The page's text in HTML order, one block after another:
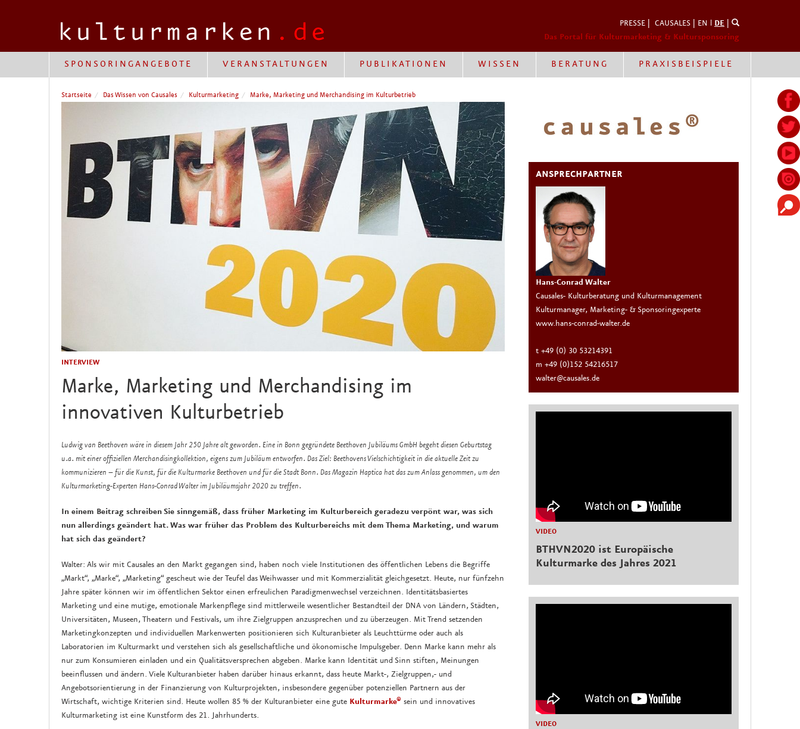
PRESSE CAUSALES EN DE
Das Portal für Kulturmarketing & Kultursponsoring
SPONSORINGANGEBOTE VERANSTALTUNGEN PUBLIKATIONEN WISSEN BERATUNG PRAXISBEISPIELE
Startseite Das Wissen von Causales Kulturmarketing Marke, Marketing und Merchandising im Kulturbetrieb
INTERVIEW
Marke, Marketing und Merchandising im
innovativen Kulturbetrieb
Ludwig van Beethoven wäre in diesem Jahr 250 Jahre alt geworden. Eine in Bonn gegründete Beethoven Jubiläums GmbH begeht diesen Geburtstag
u.a. mit einer offiziellen Merchandisingkollektion, eigens zum Jubiläum entworfen. Das Ziel: Beethovens Vielschichtigkeit in die aktuelle Zeit zu
kommunizieren – für die Kunst, für die Kulturmarke Beethoven und für die Stadt Bonn. Das Magazin Haptica hat das zum Anlass genommen, um den
Kulturmarketing-Experten Hans-Conrad Walter im Jubiläumsjahr 2020 zu treffen.
In einem Beitrag schreiben Sie sinngemäß, dass früher Marketing im Kulturbereich geradezu verpönt war, was sich
nun allerdings geändert hat. Was war früher das Problem des Kulturbereichs mit dem Thema Marketing, und warum
hat sich das geändert?
Walter: Als wir mit Causales an den Markt gegangen sind, haben noch viele Institutionen des öffentlichen Lebens die Begriffe
„Markt“, „Marke“, „Marketing“ gescheut wie der Teufel das Weihwasser und mit Kommerzialität gleichgesetzt. Heute, nur fünfzehn
Jahre später können wir im öffentlichen Sektor einen erfreulichen Paradigmenwechsel verzeichnen. Identitätsbasiertes
Marketing und eine mutige, emotionale Markenpflege sind mittlerweile wesentlicher Bestandteil der DNA von Ländern, Städten,
Universitäten, Museen, Theatern und Festivals, um ihre Zielgruppen anzusprechen und zu überzeugen. Mit Trend setzenden
Marketingkonzepten und individuellen Markenwerten positionieren sich Kulturanbieter als Leuchttürme oder auch als
Laboratorien im Kulturmarkt und verstehen sich als gesellschaftliche und ökonomische Impulsgeber. Denn Marke kann mehr als
nur zum Konsumieren einladen und ein Qualitätsversprechen abgeben. Marke kann Identität und Sinn stiften, Meinungen
beeinflussen und ändern. Viele Kulturanbieter haben darüber hinaus erkannt, dass heute Markt-, Zielgruppen,- und
Angebotsorientierung in der Finanzierung von Kulturprojekten, insbesondere gegenüber potenziellen Partnern aus der
Wirtschaft, wichtige Kriterien sind. Heute wollen 85 % der Kulturanbieter eine gute Kulturmarke® sein und innovatives
Kulturmarketing ist eine Kunstform des 21. Jahrhunderts.
ANSPRECHPARTNER
Hans-Conrad Walter
Causales- Kulturberatung und Kulturmanagement
Kulturmanager, Marketing- & Sponsoringexperte
www.hans-conrad-walter.de
t +49 (0) 30 53214391
m +49 (0)152 54216517
walter@causales.de
VIDEO
BTHVN2020 ist Europäische
Kulturmarke des Jahres 2021
VIDEO